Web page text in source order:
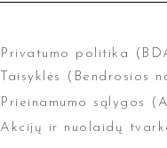
Privatumo politika
Taisyklės (Bendrosios
Prieinamumo sąlygos
Akcijų ir nuolaidų